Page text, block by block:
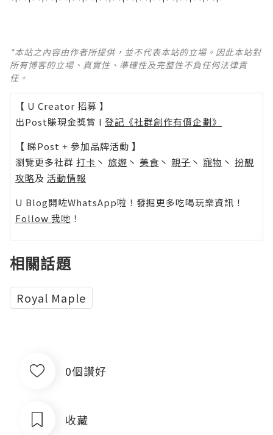
*本站之內容由作者所提供，並不代表本站的立場。因此本站對
所有博客的立場、真實性、準確性及完整性不負任何法律責
任。
【 U Creator 招募 】
出Post賺現金獎賞 l 登記《社群創作有價企劃》
【 睇Post + 參加品牌活動 】
瀏覽更多社群 打卡 丶 旅遊 丶 美食 丶 親子 丶 寵物 丶 扮靚
攻略及 活動情報
U Blog開咗WhatsApp啦！發掘更多吃喝玩樂資訊！
Follow 我哋 ！
相關話題
Royal Maple
0個讚好
收藏